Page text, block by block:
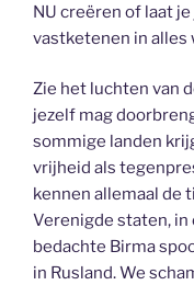
NU creëren of laat
vastketenen in alles
Zie het luchten van
jezelf mag
sommige landen
vrijheid als
kennen allemaal de
Verenigde staten, in
bedachte Birma
in Rusland. We